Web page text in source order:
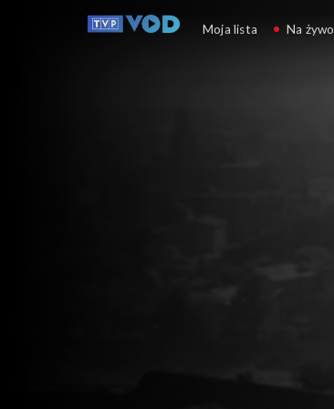
Miasta
Moja lista Na żywo